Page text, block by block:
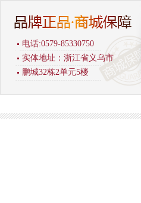
电话:0579-85330750
实体地址：浙江省义乌市
鹏城32栋2单元5楼